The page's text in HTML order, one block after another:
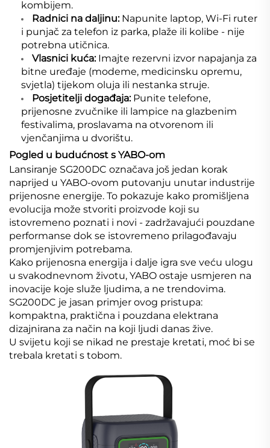
kombijem.
Radnici na daljinu: Napunite laptop, Wi-Fi ruter
i punjač za telefon iz parka, plaže ili kolibe - nije
potrebna utičnica.
Vlasnici kuća: Imajte rezervni izvor napajanja za
bitne uređaje (modeme, medicinsku opremu,
svjetla) tijekom oluja ili nestanka struje.
Posjetitelji događaja: Punite telefone,
prijenosne zvučnike ili lampice na glazbenim
festivalima, proslavama na otvorenom ili
vjenčanjima u dvorištu.
Pogled u budućnost s YABO-om
Lansiranje SG200DC označava još jedan korak
naprijed u YABO-ovom putovanju unutar industrije
prijenosne energije. To pokazuje kako promišljena
evolucija može stvoriti proizvode koji su
istovremeno poznati i novi - zadržavajući pouzdane
performanse dok se istovremeno prilagođavaju
promjenjivim potrebama.
Kako prijenosna energija i dalje igra sve veću ulogu
u svakodnevnom životu, YABO ostaje usmjeren na
inovacije koje služe ljudima, a ne trendovima.
SG200DC je jasan primjer ovog pristupa:
kompaktna, praktična i pouzdana elektrana
dizajnirana za način na koji ljudi danas žive.
U svijetu koji se nikad ne prestaje kretati, moć bi se
trebala kretati s tobom.